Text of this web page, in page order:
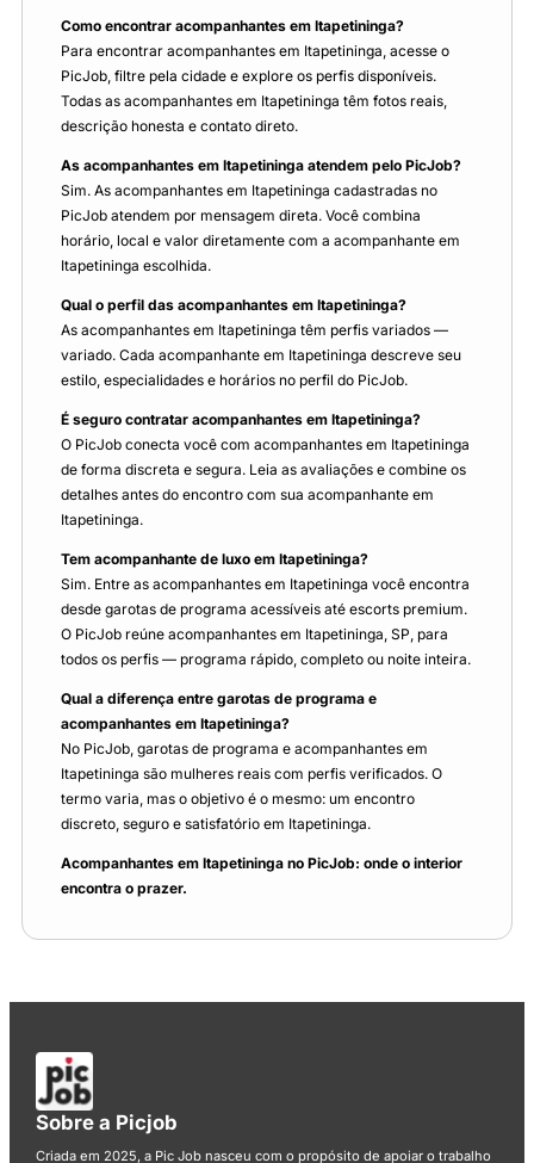
Como encontrar acompanhantes em Itapetininga?
Para encontrar acompanhantes em Itapetininga, acesse o
PicJob, filtre pela cidade e explore os perfis disponíveis.
Todas as acompanhantes em Itapetininga têm fotos reais,
descrição honesta e contato direto.
As acompanhantes em Itapetininga atendem pelo PicJob?
Sim. As acompanhantes em Itapetininga cadastradas no
PicJob atendem por mensagem direta. Você combina
horário, local e valor diretamente com a acompanhante em
Itapetininga escolhida.
Qual o perfil das acompanhantes em Itapetininga?
As acompanhantes em Itapetininga têm perfis variados —
variado. Cada acompanhante em Itapetininga descreve seu
estilo, especialidades e horários no perfil do PicJob.
É seguro contratar acompanhantes em Itapetininga?
O PicJob conecta você com acompanhantes em Itapetininga
de forma discreta e segura. Leia as avaliações e combine os
detalhes antes do encontro com sua acompanhante em
Itapetininga.
Tem acompanhante de luxo em Itapetininga?
Sim. Entre as acompanhantes em Itapetininga você encontra
desde garotas de programa acessíveis até escorts premium.
O PicJob reúne acompanhantes em Itapetininga, SP, para
todos os perfis — programa rápido, completo ou noite inteira.
Qual a diferença entre garotas de programa e
acompanhantes em Itapetininga?
No PicJob, garotas de programa e acompanhantes em
Itapetininga são mulheres reais com perfis verificados. O
termo varia, mas o objetivo é o mesmo: um encontro
discreto, seguro e satisfatório em Itapetininga.
Acompanhantes em Itapetininga no PicJob: onde o interior
encontra o prazer.
Sobre a Picjob
Criada em 2025, a Pic Job nasceu com o propósito de apoiar o trabalho